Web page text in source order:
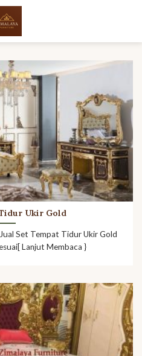
Ukir Gold
Set Tempat Tidur Ukir Gold
Lanjut Membaca }